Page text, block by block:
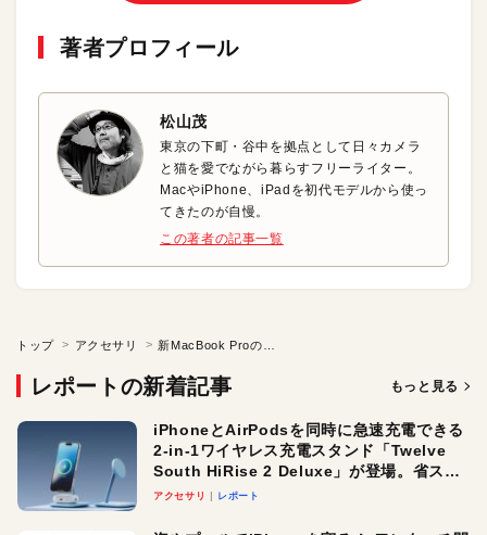
著者プロフィール
松山茂
東京の下町・谷中を拠点として日々カメラ
と猫を愛でながら暮らすフリーライター。
MacやiPhone、iPadを初代モデルから使っ
てきたのが自慢。
この著者の記事一覧
トップ アクセサリ
レポートの新着記事 もっと見る
iPhoneとAirPodsを同時に急速充電できる
2-in-1ワイヤレス充電スタンド「Twelve
South HiRise 2 Deluxe」が登場。省スペ
ースでおしゃれに充電したい人にオスス
アクセサリ レポート